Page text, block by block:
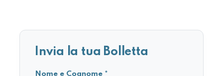
Invia la tua Bolletta
Nome e Cognome *